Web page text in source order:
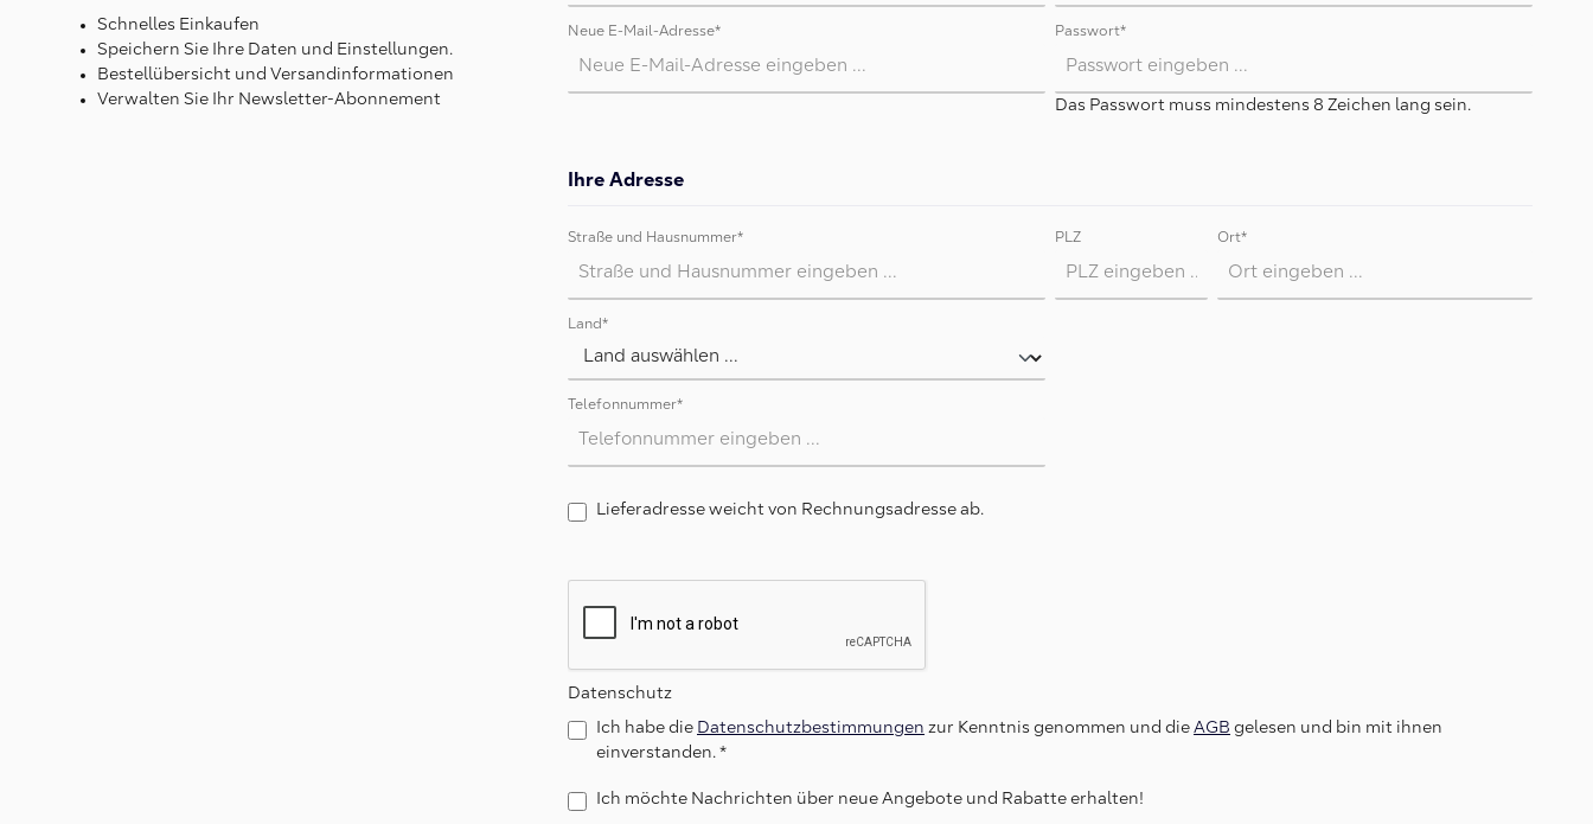
Schnelles Einkaufen
Speichern Sie Ihre Daten und Einstellungen.
Bestellübersicht und Versandinformationen
Verwalten Sie Ihr Newsletter-Abonnement
Neue E-Mail-Adresse* Passwort*
Das Passwort muss mindestens 8 Zeichen lang sein.
Ihre Adresse
Straße und Hausnummer* PLZ Ort*
Land*
Telefonnummer*
Lieferadresse weicht von Rechnungsadresse ab.
Datenschutz
Ich habe die Datenschutzbestimmungen zur Kenntnis genommen und die AGB gelesen und bin mit ihnen
einverstanden. *
Ich möchte Nachrichten über neue Angebote und Rabatte erhalten!